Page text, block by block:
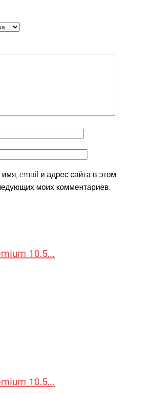
email и адрес сайта в этом
моих комментариев.
10.5...
10.5...